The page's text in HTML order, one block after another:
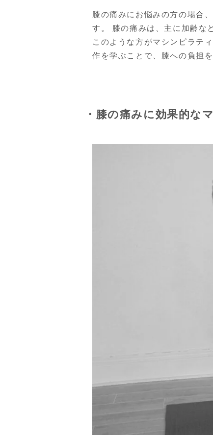
膝の痛みにお悩みの方の場合
す。 膝の痛みは、主に加齢な
このような方がマシンピラテ
作を学ぶことで、膝への負担
・膝の痛みに効果的な